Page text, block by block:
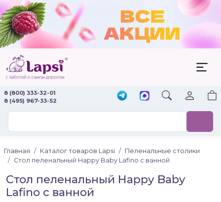
8 (800) 333-32-01
8 (495) 967-33-52
Главная Каталог товаров Lapsi
Пеленальные столики
Стол пеленальный Happy Baby Lafino с ванной
Стол пеленальный Happy Baby
Lafino с ванной